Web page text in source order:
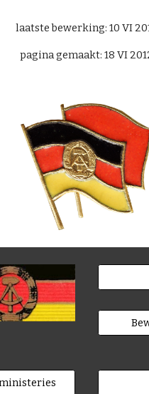
laatste bewerking: 10 VI
pagina gemaakt: 18 VI